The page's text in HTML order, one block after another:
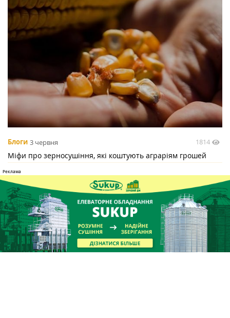
Блоги 3 червня 1814
Міфи про зерносушіння, які коштують аграріям грошей